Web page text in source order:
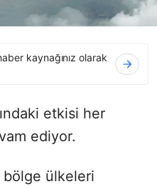
kaynağınız olarak
etkisi her
ediyor.
bölge ülkeleri